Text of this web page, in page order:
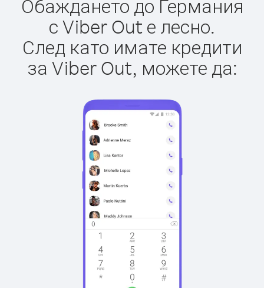
Обаждането до Германия
с Viber Out е лесно.
След като имате кредити
за Viber Out, можете да: